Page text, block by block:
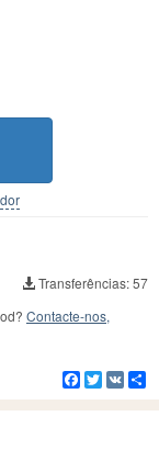
Transferências: 57
Contacte-nos,
Facebook
Twitter
VK